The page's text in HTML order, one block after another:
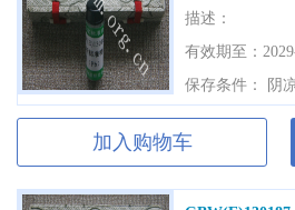
描述：
有效期至：
保存条件： 阴
加入购物车